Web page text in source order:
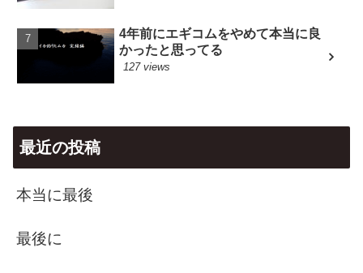
4年前にエギコムをやめて本当に良
かったと思ってる
127 views
最近の投稿
本当に最後
最後に